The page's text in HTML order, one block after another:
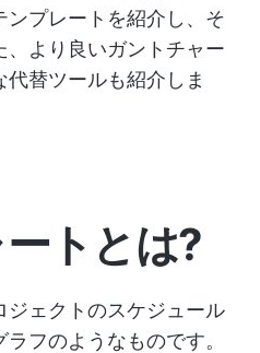
ンプレートを紹介し、そ
より良いガントチャー
代替ツールも紹介しま
トとは?
ジェクトのスケジュール
フのようなものです。